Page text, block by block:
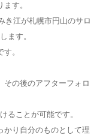
す。
き江が札幌市円山のサロ
ます。
。
その後のアフターフォロ
ることが可能です。
かり自分のものとして理